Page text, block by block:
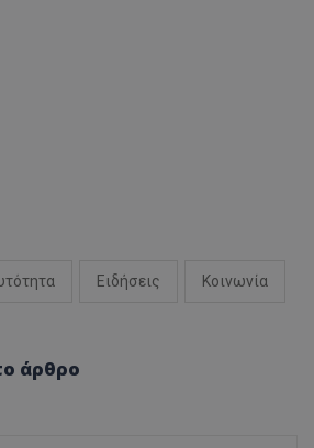
Ειδήσεις Κοινωνία
άρθρο